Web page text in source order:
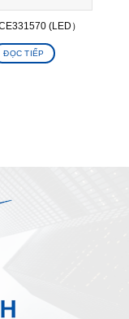
(LED）
ĐỌC TIẾP